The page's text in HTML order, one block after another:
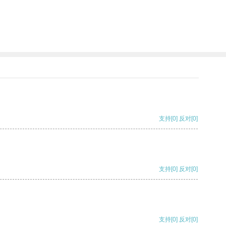
支持[0] 反对[0]
支持[0] 反对[0]
支持[0] 反对[0]